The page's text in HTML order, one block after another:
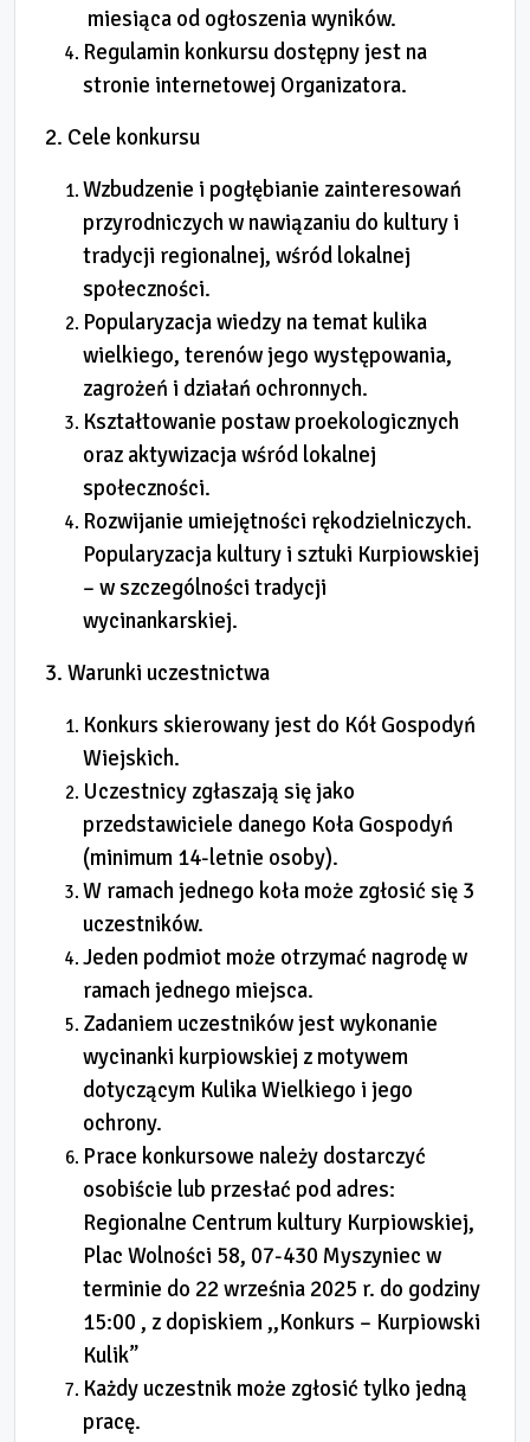
miesiąca od ogłoszenia wyników.
Regulamin konkursu dostępny jest na
stronie internetowej Organizatora.
2. Cele konkursu
Wzbudzenie i pogłębianie zainteresowań
przyrodniczych w nawiązaniu do kultury i
tradycji regionalnej, wśród lokalnej
społeczności.
Popularyzacja wiedzy na temat kulika
wielkiego, terenów jego występowania,
zagrożeń i działań ochronnych.
Kształtowanie postaw proekologicznych
oraz aktywizacja wśród lokalnej
społeczności.
Rozwijanie umiejętności rękodzielniczych.
Popularyzacja kultury i sztuki Kurpiowskiej
– w szczególności tradycji
wycinankarskiej.
3. Warunki uczestnictwa
Konkurs skierowany jest do Kół Gospodyń
Wiejskich.
Uczestnicy zgłaszają się jako
przedstawiciele danego Koła Gospodyń
(minimum 14-letnie osoby).
W ramach jednego koła może zgłosić się 3
uczestników.
Jeden podmiot może otrzymać nagrodę w
ramach jednego miejsca.
Zadaniem uczestników jest wykonanie
wycinanki kurpiowskiej z motywem
dotyczącym Kulika Wielkiego i jego
ochrony.
Prace konkursowe należy dostarczyć
osobiście lub przesłać pod adres:
Regionalne Centrum kultury Kurpiowskiej,
Plac Wolności 58, 07-430 Myszyniec w
terminie do 22 września 2025 r. do godziny
15:00 , z dopiskiem ,,Konkurs – Kurpiowski
Kulik”
Każdy uczestnik może zgłosić tylko jedną
pracę.